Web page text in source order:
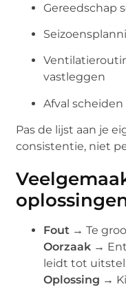
Gereedschap
vastleggen
Afval
Pas de lijst aan je
consistentie, niet
Fout → Te
Oorzaak →
leidt tot uitstel
Oplossing →